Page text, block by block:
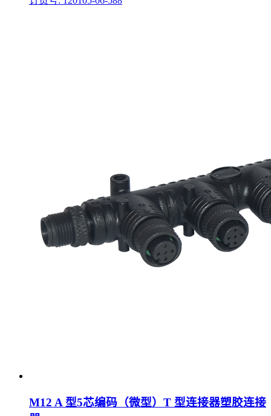
M12 A 型5芯编码（微型）T 型连接器塑胶连接